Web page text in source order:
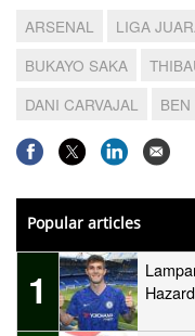
ARSENAL LIGA
BUKAYO SAKA
DANI CARVAJAL
Popular articles
1